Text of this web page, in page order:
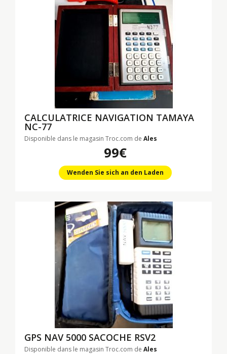
CALCULATRICE NAVIGATION TAMAYA
NC-77
Disponible dans le magasin Troc.com de Ales
99€
Wenden Sie sich an den Laden
GPS NAV 5000 SACOCHE RSV2
Disponible dans le magasin Troc.com de Ales